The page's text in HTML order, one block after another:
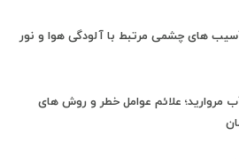
های چشمی مرتبط با آلودگی هوا و نور
مروارید؛ علائم عوامل خطر و روش های